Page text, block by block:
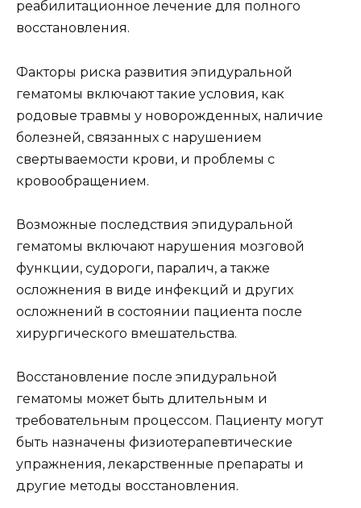
реабилитационное лечение для полного
восстановления.
Факторы риска развития эпидуральной
гематомы включают такие условия, как
родовые травмы у новорожденных, наличие
болезней, связанных с нарушением
свертываемости крови, и проблемы с
кровообращением.
Возможные последствия эпидуральной
гематомы включают нарушения мозговой
функции, судороги, паралич, а также
осложнения в виде инфекций и других
осложнений в состоянии пациента после
хирургического вмешательства.
Восстановление после эпидуральной
гематомы может быть длительным и
требовательным процессом. Пациенту могут
быть назначены физиотерапевтические
упражнения, лекарственные препараты и
другие методы восстановления.